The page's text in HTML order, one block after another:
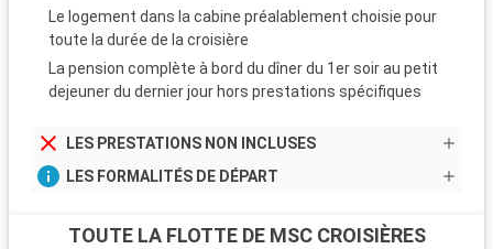
Le logement dans la cabine préalablement choisie pour
toute la durée de la croisière
La pension complète à bord du dîner du 1er soir au petit
dejeuner du dernier jour hors prestations spécifiques
LES PRESTATIONS NON INCLUSES
LES FORMALITÉS DE DÉPART
TOUTE LA FLOTTE DE MSC CROISIÈRES